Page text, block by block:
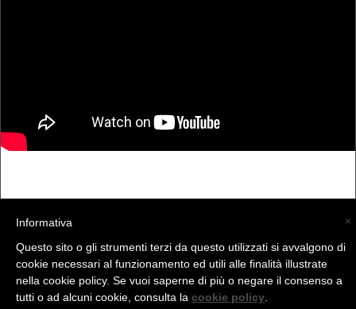
(C) La Valtellina - info@la-valtellina.com -
×
Informativa
Questo sito o gli strumenti terzi da questo utilizzati si avvalgono di
cookie necessari al funzionamento ed utili alle finalità illustrate
nella cookie policy. Se vuoi saperne di più o negare il consenso a
tutti o ad alcuni cookie, consulta la cookie policy